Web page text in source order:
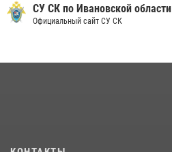
15 июля 2026, 13:03
СУ СК по Ивановской области
Официальный сайт СУ СК